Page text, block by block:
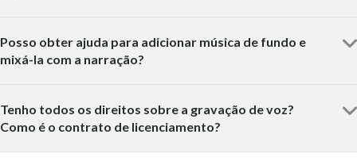
Posso obter ajuda para adicionar música de fundo e
mixá-la com a narração?
Tenho todos os direitos sobre a gravação de voz?
Como é o contrato de licenciamento?